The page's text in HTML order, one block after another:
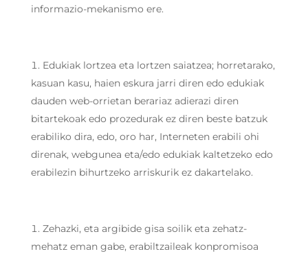
informazio-mekanismo ere.
Edukiak lortzea eta lortzen saiatzea; horretarako,
kasuan kasu, haien eskura jarri diren edo edukiak
dauden web-orrietan berariaz adierazi diren
bitartekoak edo prozedurak ez diren beste batzuk
erabiliko dira, edo, oro har, Interneten erabili ohi
direnak, webgunea eta/edo edukiak kaltetzeko edo
erabilezin bihurtzeko arriskurik ez dakartelako.
Zehazki, eta argibide gisa soilik eta zehatz-
mehatz eman gabe, erabiltzaileak konpromisoa